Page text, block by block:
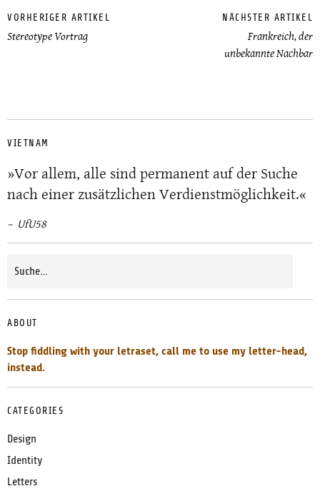
VORHERIGER ARTIKEL
Stereotype Vortrag
NÄCHSTER ARTIKEL
Frankreich, der
unbekannte Nachbar
VIETNAM
»Vor allem, alle sind permanent auf der Suche
nach einer zusätzlichen Verdienstmöglichkeit.«
UfU58
ABOUT
Stop fiddling with your letraset, call me to use my letter-head,
instead.
CATEGORIES
Design
Identity
Letters